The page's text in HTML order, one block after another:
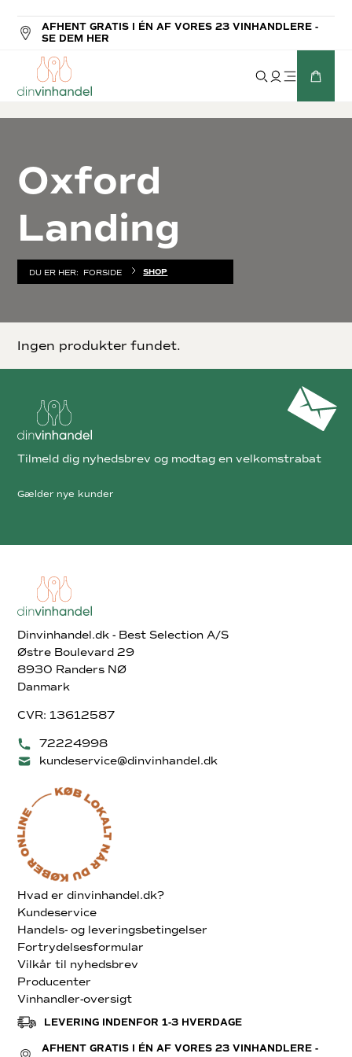
AFHENT GRATIS I ÉN AF VORES 23 VINHANDLERE -
SE DEM HER
Oxford
Landing
DU ER HER: FORSIDE SHOP
Ingen produkter fundet.
Dinvinhandel.dk - Best Selection A/S
Østre Boulevard 29
8930 Randers NØ
Danmark
CVR: 13612587
72224998
kundeservice@dinvinhandel.dk
Hvad er dinvinhandel.dk?
Kundeservice
Handels- og leveringsbetingelser
Fortrydelsesformular
Vilkår til nyhedsbrev
Producenter
Vinhandler-oversigt
LEVERING INDENFOR 1-3 HVERDAGE
AFHENT GRATIS I ÉN AF VORES 23 VINHANDLERE -
Tilmeld dig nyhedsbrev og modtag en velkomstrabat
Gælder nye kunder